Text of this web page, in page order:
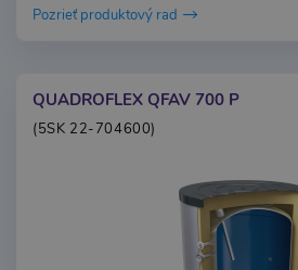
Pozrieť produktový rad
QUADROFLEX QFAV 700 P
(5SK 22-704600)